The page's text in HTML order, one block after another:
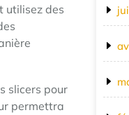
utilisez des
slicers pour
permettra